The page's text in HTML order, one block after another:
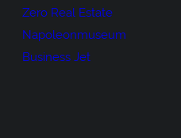
Zero Real Estate
Napoleonmuseum
Business Jet